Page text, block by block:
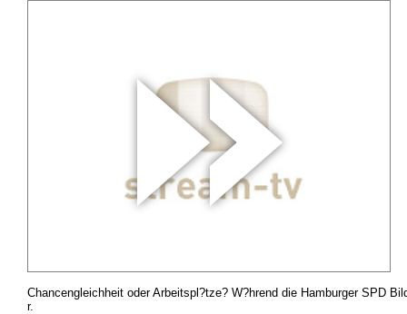
Chancengleichheit oder Arbeitspl?tze? W?hrend die Hamburger SPD
r.